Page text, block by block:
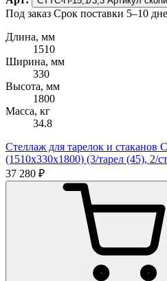
Под заказ Срок поставки 5–10
Длина, мм
1510
Ширина, мм
330
Высота, мм
1800
Масса, кг
34.8
Стеллаж для тарелок и
(1510х330х1800) (3/тарел (45), 2/
37 280 ₽